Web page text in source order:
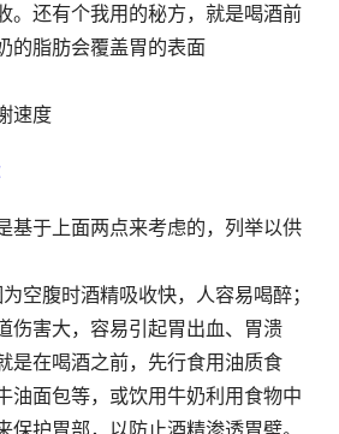
。还有个我用的秘方，就是喝酒前
的脂肪会覆盖胃的表面
速度
基于上面两点来考虑的，列举以供
空腹时酒精吸收快，人容易喝醉；
伤害大，容易引起胃出血、胃溃
是在喝酒之前，先行食用油质食
油面包等，或饮用牛奶利用食物中
保护胃部，以防止酒精渗透胃壁。